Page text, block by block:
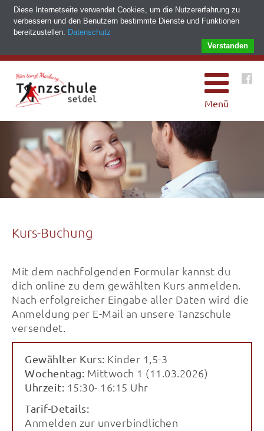
Menü
Kurs-Buchung
Mit dem nachfolgenden Formular kannst du
dich online zu dem gewählten Kurs anmelden.
Nach erfolgreicher Eingabe aller Daten wird die
Anmeldung per E-Mail an unsere Tanzschule
versendet.
Gewählter Kurs: Kinder 1,5-3
Wochentag: Mittwoch 1 (11.03.2026)
Uhrzeit: 15:30- 16:15 Uhr
Tarif-Details:
Anmelden zur unverbindlichen
Diese Internetseite verwendet Cookies, um die Nutzererfahrung zu
verbessern und den Benutzern bestimmte Dienste und Funktionen
bereitzustellen. Datenschutz
Verstanden